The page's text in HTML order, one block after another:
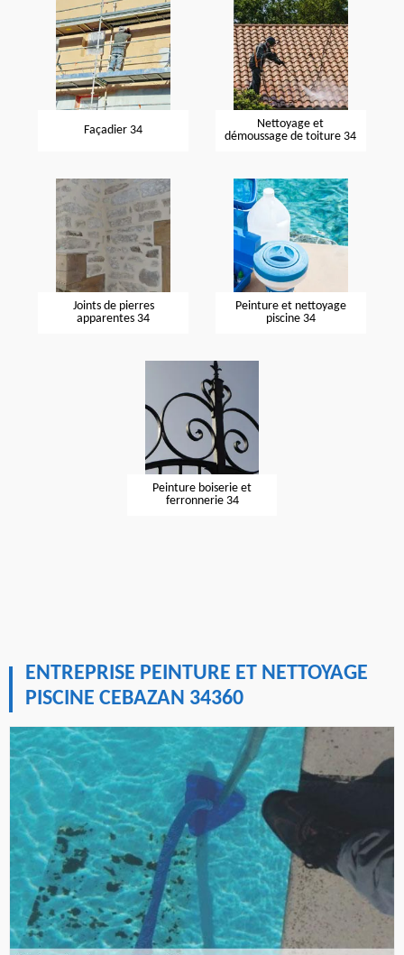
Façadier 34
Nettoyage et
démoussage de toiture 34
Joints de pierres
apparentes 34
Peinture et nettoyage
piscine 34
Peinture boiserie et
ferronnerie 34
ENTREPRISE PEINTURE ET NETTOYAGE
PISCINE CEBAZAN 34360